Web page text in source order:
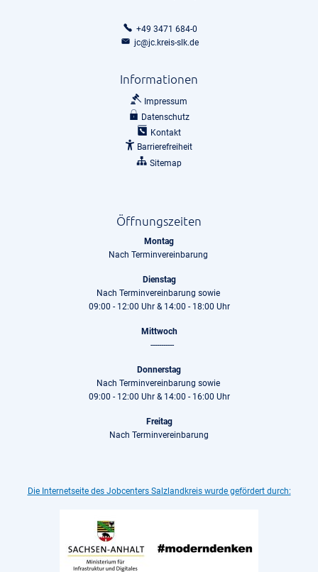
+49 3471 684-0
jc@jc.kreis-slk.de
Informationen
Impressum
Datenschutz
Kontakt
Barrierefreiheit
Sitemap
Öffnungszeiten
Montag
Nach Terminvereinbarung
Dienstag
Nach Terminvereinbarung sowie
09:00 - 12:00 Uhr & 14:00 - 18:00 Uhr
Mittwoch
-----------
Donnerstag
Nach Terminvereinbarung sowie
09:00 - 12:00 Uhr & 14:00 - 16:00 Uhr
Freitag
Nach Terminvereinbarung
Die Internetseite des Jobcenters Salzlandkreis wurde gefördert durch: